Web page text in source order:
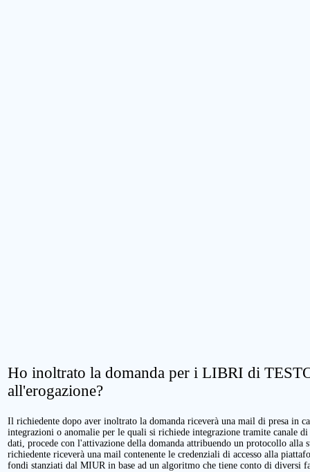
Ho inoltrato la domanda per i LIBRI di
all'erogazione?
Il richiedente dopo aver inoltrato la domanda riceverà una mail di presa in
integrazioni o anomalie per le quali si richiede integrazione tramite canale
dati, procede con l'attivazione della domanda attribuendo un protocollo alla
richiedente riceverà una mail contenente le credenziali di accesso alla
fondi stanziati dal MIUR in base ad un algoritmo che tiene conto di diversi